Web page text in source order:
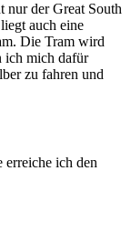
nur der Great South
auch eine
Die Tram wird
ich mich dafür
zu fahren und
ich den